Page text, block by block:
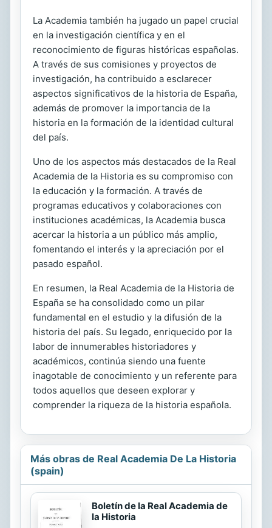
La Academia también ha jugado un papel crucial
en la investigación científica y en el
reconocimiento de figuras históricas españolas.
A través de sus comisiones y proyectos de
investigación, ha contribuido a esclarecer
aspectos significativos de la historia de España,
además de promover la importancia de la
historia en la formación de la identidad cultural
del país.
Uno de los aspectos más destacados de la Real
Academia de la Historia es su compromiso con
la educación y la formación. A través de
programas educativos y colaboraciones con
instituciones académicas, la Academia busca
acercar la historia a un público más amplio,
fomentando el interés y la apreciación por el
pasado español.
En resumen, la Real Academia de la Historia de
España se ha consolidado como un pilar
fundamental en el estudio y la difusión de la
historia del país. Su legado, enriquecido por la
labor de innumerables historiadores y
académicos, continúa siendo una fuente
inagotable de conocimiento y un referente para
todos aquellos que deseen explorar y
comprender la riqueza de la historia española.
Más obras de Real Academia De La Historia
(spain)
Boletín de la Real Academia de
la Historia